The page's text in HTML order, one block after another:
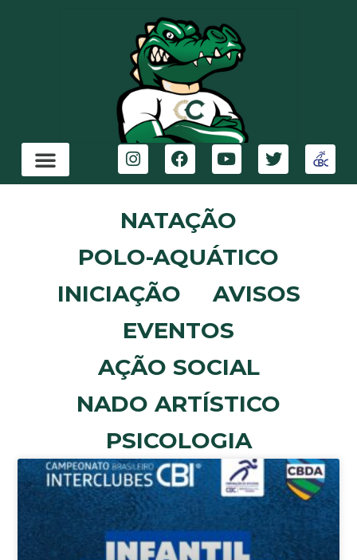
NATAÇÃO
POLO-AQUÁTICO
INICIAÇÃO
AVISOS
EVENTOS
AÇÃO SOCIAL
NADO ARTÍSTICO
PSICOLOGIA